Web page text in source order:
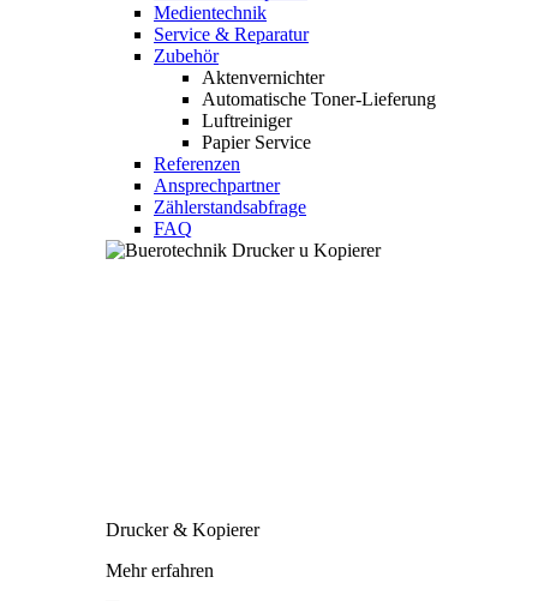
Medientechnik
Service & Reparatur
Zubehör
Aktenvernichter
Automatische Toner-Lieferung
Luftreiniger
Papier Service
Referenzen
Ansprechpartner
Zählerstandsabfrage
FAQ
Drucker & Kopierer
Mehr erfahren